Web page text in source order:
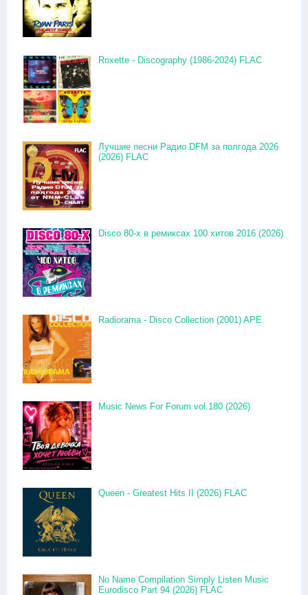
Roxette - Discography (1986-2024) FLAC
Лучшие песни Радио DFM за полгода 2026
(2026) FLAC
Disco 80-x в ремиксах 100 хитов 2016 (2026)
Radiorama - Disco Collection (2001) APE
Music News For Forum vol.180 (2026)
Queen - Greatest Hits II (2026) FLAC
No Name Compilation Simply Listen Music
Eurodisco Part 94 (2026) FLAC